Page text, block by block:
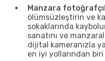
Manzara
ölümsüzleştirin ve
sokaklarında
sanatını ve
dijital kameranızla
en iyi yollarından